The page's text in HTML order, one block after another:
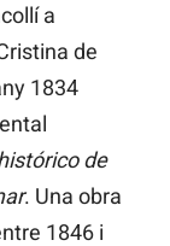
a
de
1834
de
. Una obra
1846 i